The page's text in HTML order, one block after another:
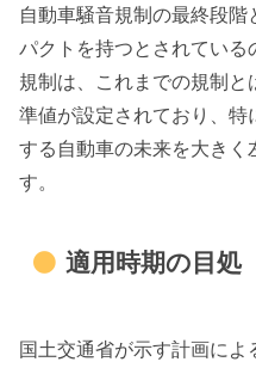
自動車騒音規制の最終段
パクトを持つとされている
規制は、これまでの規制
準値が設定されており、
する自動車の未来を大きく
す。
適用時期の目処
国土交通省が示す計画に